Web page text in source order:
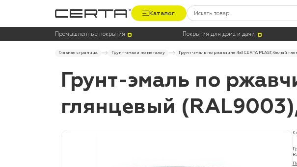
Каталог
Промышленные покрытия Покрытия для дома и дачи
Главная страница Грунт-эмали по металлу Грунт-эмаль по ржавчине 4в1 CERTA PLAST, белый
Грунт-эмаль по
глянцевый